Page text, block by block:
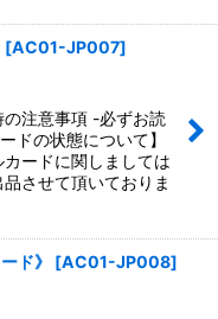
[AC01-JP007]
の注意事項 -必ずお読
ドの状態について】
ードに関しましては
させて頂いておりま
ド》 [AC01-JP008]